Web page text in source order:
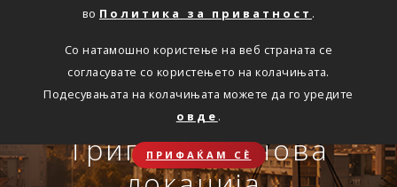
во Политика за приватност .
Со натамошно користење на веб страната се
согласувате со користењето на колачињата.
Подесувањата на колачињата можете да го уредите
овде .
ПРИФАЌАМ СЀ
Триглав на нова
Сѐ ќе биде во ред
Совет, информација или инспирација за секоја животна
Онлајн пријава на
осигурен случај преку
OneID
Travel Smart и Travel
Smart Plus
АВТОМОБИЛСКА ОДГОВОРНОСТ
Oнлајн обнова на осигурување.
ЗДРАВСТВЕНО ПАТНИЧКО